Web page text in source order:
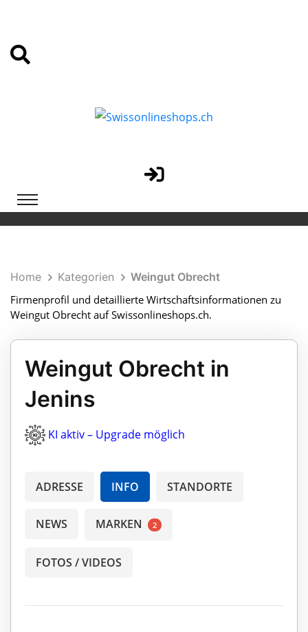
Home Kategorien
Weingut Obrecht
Firmenprofil und detaillierte Wirtschaftsinformationen zu
Weingut Obrecht auf Swissonlineshops.ch.
Weingut Obrecht in
Jenins
KI aktiv – Upgrade möglich
ADRESSE INFO STANDORTE
NEWS MARKEN 2
FOTOS / VIDEOS